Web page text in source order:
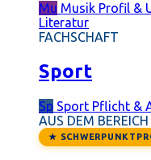
Mu Musik Profil &
Literatur
FACHSCHAFT
Sport
Sp Sport Pflicht &
AUS DEM BEREICH
★